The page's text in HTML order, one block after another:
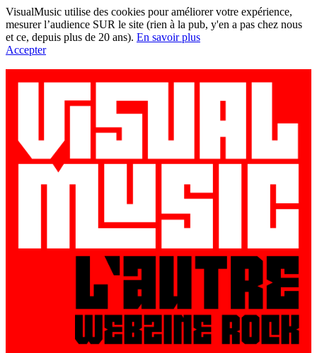
VisualMusic utilise des cookies pour améliorer votre expérience,
mesurer l’audience SUR le site (rien à la pub, y'en a pas chez nous
et ce, depuis plus de 20 ans). En savoir plus
Accepter